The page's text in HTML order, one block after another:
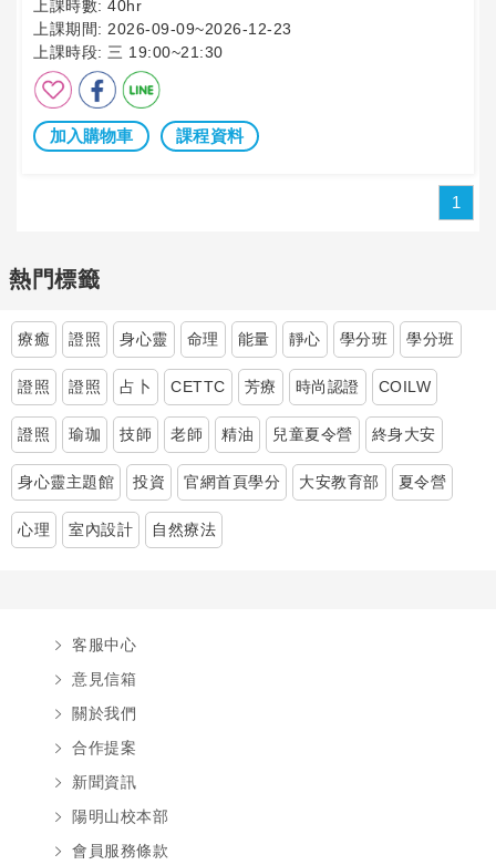
上課時數: 40hr
上課期間: 2026-09-09~2026-12-23
上課時段: 三 19:00~21:30
加入購物車 課程資料
1
熱門標籤
療癒 證照 身心靈 命理 能量 靜心 學分班 學分班
證照 證照 占卜 CETTC 芳療 時尚認證 COILW
證照 瑜珈 技師 老師 精油 兒童夏令營 終身大安
身心靈主題館 投資 官網首頁學分 大安教育部 夏令營
心理 室內設計 自然療法
客服中心
意見信箱
關於我們
合作提案
新聞資訊
陽明山校本部
會員服務條款